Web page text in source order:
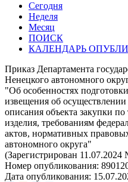
Сегодня
Неделя
Месяц
ПОИСК
КАЛЕНДАРЬ
Приказ Департамента
Ненецкого автономного
"Об особенностях
извещения об
описания объекта закупки
изделия, требованиям
актов, нормативных
автономного округа"
(Зарегистрирован
Номер опубликования:
Дата опубликования: